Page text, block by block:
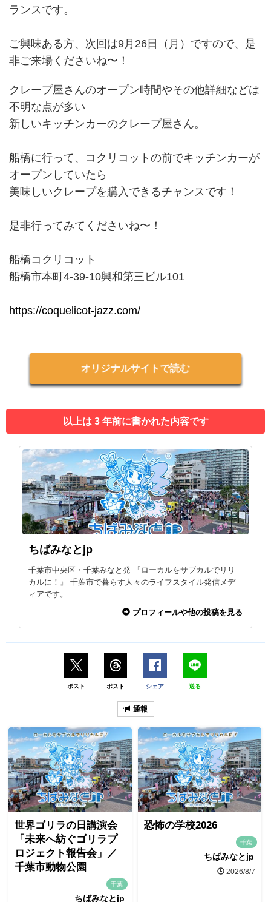
ランスです。
ご興味ある方、次回は9月26日（月）ですので、是
非ご来場くださいね〜！
クレープ屋さんのオープン時間やその他詳細などは
不明な点が多い
新しいキッチンカーのクレープ屋さん。
船橋に行って、コクリコットの前でキッチンカーが
オープンしていたら
美味しいクレープを購入できるチャンスです！
是非行ってみてくださいね〜！
船橋コクリコット
船橋市本町4-39-10興和第三ビル101
https://coquelicot-jazz.com/
オリジナルサイトで読む
以上は 3 年前に書かれた内容です
ちばみなとjp
千葉市中央区・千葉みなと発 『ローカルをサブカルでリリ
カルに！』 千葉市で暮らす人々のライフスタイル発信メデ
ィアです。
プロフィールや他の投稿を見る
ポスト ポスト シェア 送る
通報
世界ゴリラの日講演会
「未来へ紡ぐゴリラプ
ロジェクト報告会」／
千葉市動物公園
千葉
ちばみなとjp
恐怖の学校2026
千葉
ちばみなとjp
2026/8/7